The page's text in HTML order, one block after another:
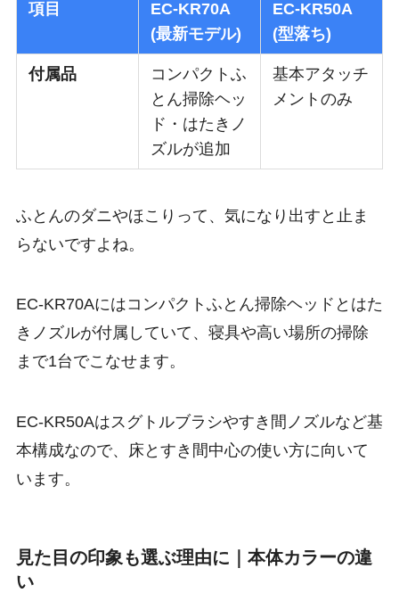
項目
EC-KR70A
(最新モデル)
EC-KR50A
(型落ち)
付属品
コンパクトふ
とん掃除ヘッ
ド・はたきノ
ズルが追加
基本アタッチ
メントのみ
ふとんのダニやほこりって、気になり出すと止ま
らないですよね。
EC-KR70Aにはコンパクトふとん掃除ヘッドとはた
きノズルが付属していて、寝具や高い場所の掃除
まで1台でこなせます。
EC-KR50Aはスグトルブラシやすき間ノズルなど基
本構成なので、床とすき間中心の使い方に向いて
います。
見た目の印象も選ぶ理由に｜本体カラーの違
い